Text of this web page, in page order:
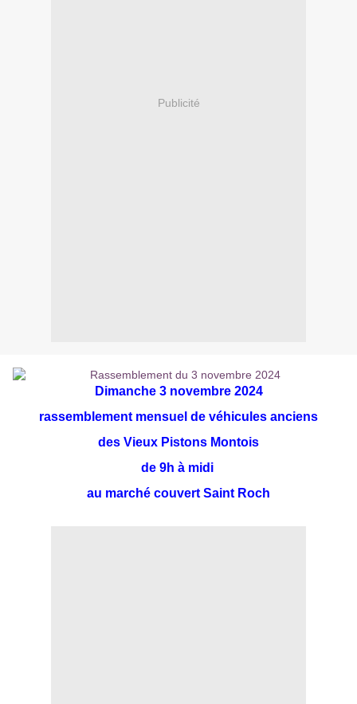
Publicité
Dimanche 3 novembre 2024
rassemblement mensuel de véhicules anciens
des Vieux Pistons Montois
de 9h à midi
au marché couvert Saint Roch